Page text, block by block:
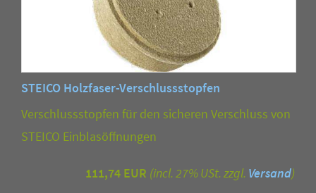
STEICO Holzfaser-Verschlussstopfen
Verschlussstopfen für den sicheren Verschluss von
STEICO Einblasöffnungen
111,74 EUR (incl. 27% USt. zzgl. Versand)